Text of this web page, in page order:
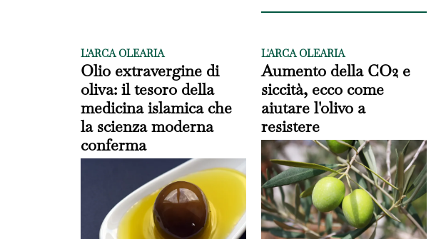
L'ARCA OLEARIA
Olio extravergine di
oliva: il tesoro della
medicina islamica che
la scienza moderna
conferma
L'ARCA OLEARIA
Aumento della CO2 e
siccità, ecco come
aiutare l'olivo a
resistere